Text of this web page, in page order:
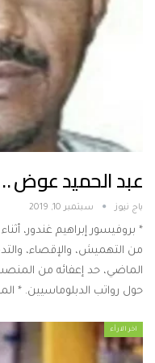
عبد الحميد عوض ..
باج نيوز سبتمبر 10, 2019
* بروفيسور إبراهيم غندور،
من التهميش، والإقصاء،
الماضي، حد إعفائه من
حول رواتب الدبلوماسيين. *
اخر الارأء